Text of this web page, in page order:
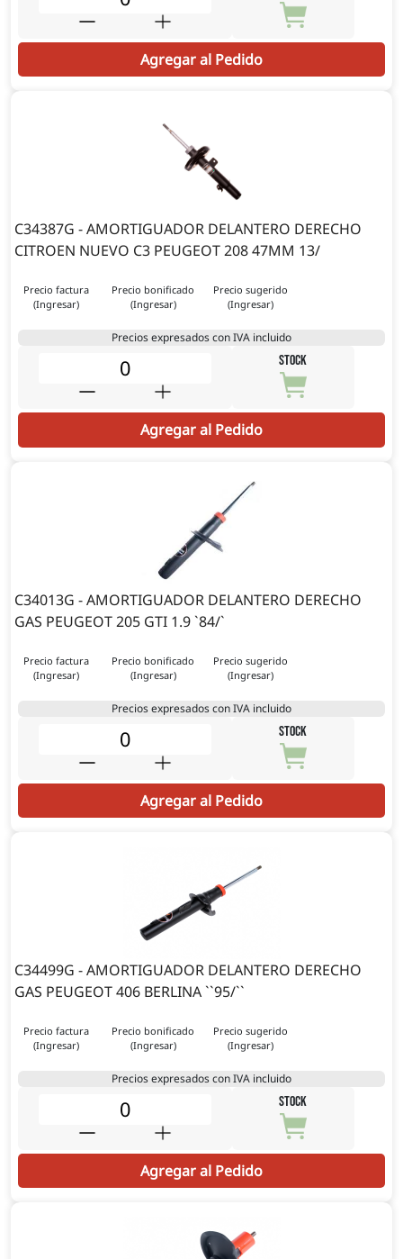
Agregar al Pedido
C34387G - AMORTIGUADOR DELANTERO DERECHO
CITROEN NUEVO C3 PEUGEOT 208 47MM 13/
Precio factura
(Ingresar)
Precio bonificado
(Ingresar)
Precio sugerido
(Ingresar)
Precios expresados con IVA incluido
STOCK
Agregar al Pedido
C34013G - AMORTIGUADOR DELANTERO DERECHO
GAS PEUGEOT 205 GTI 1.9 `84/`
Precio factura
(Ingresar)
Precio bonificado
(Ingresar)
Precio sugerido
(Ingresar)
Precios expresados con IVA incluido
STOCK
Agregar al Pedido
C34499G - AMORTIGUADOR DELANTERO DERECHO
GAS PEUGEOT 406 BERLINA ``95/``
Precio factura
(Ingresar)
Precio bonificado
(Ingresar)
Precio sugerido
(Ingresar)
Precios expresados con IVA incluido
STOCK
Agregar al Pedido